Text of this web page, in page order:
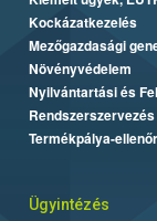
Kockázatkezelés
Mezőgazdasági
Növényvédelem
Nyilvántartási és
Termékpálya-
Ügyintézés